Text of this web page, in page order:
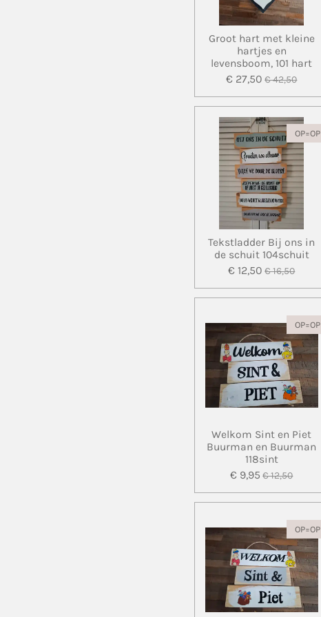
Groot hart met kleine
hartjes en
levensboom, 101 hart
€ 27,50 € 42,50
OP=OP
Tekstladder Bij ons in
de schuit 104schuit
€ 12,50 € 16,50
OP=OP
Welkom Sint en Piet
Buurman en Buurman
118sint
€ 9,95 € 12,50
OP=OP